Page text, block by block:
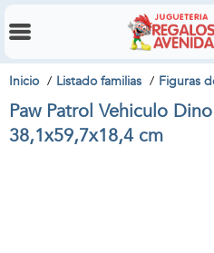
Inicio Listado familias Figuras
Paw Patrol Vehiculo
38,1x59,7x18,4 cm